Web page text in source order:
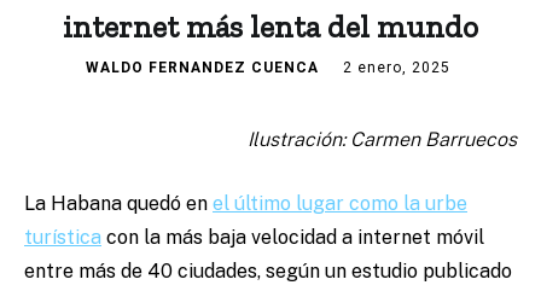
internet más lenta del mundo
WALDO FERNANDEZ CUENCA 2 enero, 2025
Ilustración: Carmen Barruecos
La Habana quedó en el último lugar como la urbe
turística con la más baja velocidad a internet móvil
entre más de 40 ciudades, según un estudio publicado